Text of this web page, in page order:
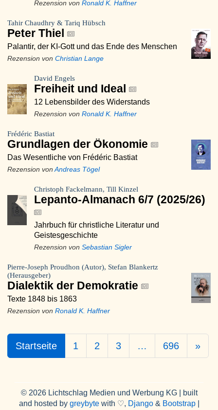
Rezension von Ronald K. Haffner
Tahir Chaudhry & Tariq Hübsch
Peter Thiel
Palantir, der KI-Gott und das Ende des Menschen
Rezension von Christian Lange
David Engels
Freiheit und Ideal
12 Lebensbilder des Widerstands
Rezension von Ronald K. Haffner
Frédéric Bastiat
Grundlagen der Ökonomie
Das Wesentliche von Frédéric Bastiat
Rezension von Andreas Tögel
Christoph Fackelmann, Till Kinzel
Lepanto-Almanach 6/7 (2025/26)
Jahrbuch für christliche Literatur und
Geistesgeschichte
Rezension von Sebastian Sigler
Pierre-Joseph Proudhon (Autor), Stefan Blankertz
(Herausgeber)
Dialektik der Demokratie
Texte 1848 bis 1863
Rezension von Ronald K. Haffner
Startseite 1 2 3 … 696 »
© 2026 Lichtschlag Medien und Werbung KG | built
and hosted by greybytewith ♡, Django& Bootstrap|